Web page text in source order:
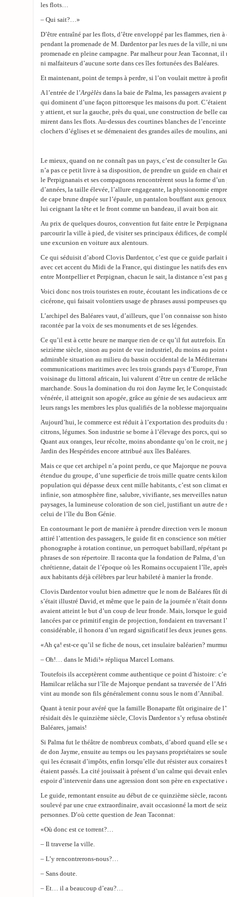
les flots…
– Qui sait?…»
D’être entraîné par les flots, d’être enveloppé par les flammes, rien
pendant la promenade de M. Dardentor par les rues de la ville, ni
promenade en pleine campagne. Par malheur pour Jean Taconnat,
ni malfaiteurs d’aucune sorte dans ces îles fortunées des Baléares.
Et maintenant, point de temps à perdre, si l’on voulait mettre à
A l’entrée de l’Argèlès dans la baie de Palma, les passagers avaient
qui dominent d’une façon pittoresque les maisons du port.
y attient, et sur la gauche, près du quai, une construction de belle
mirent dans les flots. Au-dessus des courtines blanches de
clochers d’églises et se démenaient des grandes ailes de moulins,
Le mieux, quand on ne connaît pas un pays, c’est de consulter le
n’a pas ce petit livre à sa disposition, de prendre un guide en chair
le Perpignanais et ses compagnons rencontrèrent sous la forme
d’années, la taille élevée, l’allure engageante, la physionomie
de cape brune drapée sur l’épaule, un pantalon bouffant aux
lui ceignant la tête et le front comme un bandeau, il avait bon air.
Au prix de quelques douros, convention fut faite entre le
parcourir la ville à pied, de visiter ses principaux édifices, de
une excursion en voiture aux alentours.
Ce qui séduisit d’abord Clovis Dardentor, c’est que ce guide
avec cet accent du Midi de la France, qui distingue les natifs des
entre Montpellier et Perpignan, chacun le sait, la distance n’est pas
Voici donc nos trois touristes en route, écoutant les indications de
cicérone, qui faisait volontiers usage de phrases aussi pompeuses
L’archipel des Baléares vaut, d’ailleurs, que l’on connaisse son
racontée par la voix de ses monuments et de ses légendes.
Ce qu’il est à cette heure ne marque rien de ce qu’il fut autrefois.
seizième siècle, sinon au point de vue industriel, du moins au point
admirable situation au milieu du bassin occidental de la
communications maritimes avec les trois grands pays d’Europe,
voisinage du littoral africain, lui valurent d’être un centre de
marchande. Sous la domination du roi don Jayme Ier, le
vénérée, il atteignit son apogée, grâce au génie de ses audacieux
leurs rangs les membres les plus qualifiés de la noblesse
Aujourd’hui, le commerce est réduit à l’exportation des produits du
citrons, légumes. Son industrie se borne à l’élevage des porcs, qui
Quant aux oranges, leur récolte, moins abondante qu’on le croit,
Jardin des Hespérides encore attribué aux îles Baléares.
Mais ce que cet archipel n’a point perdu, ce que Majorque ne
étendue du groupe, d’une superficie de trois mille quatre cents
population qui dépasse deux cent mille habitants, c’est son climat
infinie, son atmosphère fine, salubre, vivifiante, ses merveilles
paysages, la lumineuse coloration de son ciel, justifiant un autre de
celui de l’île du Bon Génie.
En contournant le port de manière à prendre direction vers le
attiré l’attention des passagers, le guide fit en conscience son
phonographe à rotation continue, un perroquet babillard, répétant
phrases de son répertoire. Il raconta que la fondation de Palma, d’un
chrétienne, datait de l’époque où les Romains occupaient l’île,
aux habitants déjà célèbres par leur habileté à manier la fronde.
Clovis Dardentor voulut bien admettre que le nom de Baléares fût
s’était illustré David, et même que le pain de la journée n’était
avaient atteint le but d’un coup de leur fronde. Mais, lorsque le
lancées par ce primitif engin de projection, fondaient en traversant
considérable, il honora d’un regard significatif les deux jeunes gens.
«Ah ça! est-ce qu’il se fiche de nous, cet insulaire baléarien?
– Oh!… dans le Midi!» répliqua Marcel Lornans.
Toutefois ils acceptèrent comme authentique ce point d’histoire:
Hamilcar relâcha sur l’île de Majorque pendant sa traversée de
vint au monde son fils généralement connu sous le nom d’Annibal.
Quant à tenir pour avéré que la famille Bonaparte fût originaire de
résidait dès le quinzième siècle, Clovis Dardentor s’y refusa
Baléares, jamais!
Si Palma fut le théâtre de nombreux combats, d’abord quand elle
de don Jayme, ensuite au temps ou les paysans propriétaires se
qui les écrasait d’impôts, enfin lorsqu’elle dut résister aux corsaires
étaient passés. La cité jouissait à présent d’un calme qui devait
espoir d’intervenir dans une agression dont son père en expectative
Le guide, remontant ensuite au début de ce quinzième siècle,
soulevé par une crue extraordinaire, avait occasionné la mort de
personnes. D’où cette question de Jean Taconnat:
«Où donc est ce torrent?…
– Il traverse la ville.
– L’y rencontrerons-nous?…
– Sans doute.
– Et… il a beaucoup d’eau?…